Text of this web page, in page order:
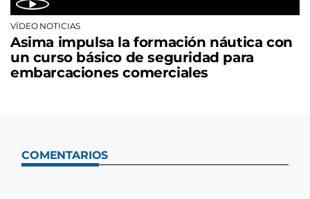
VÍDEO NOTICIAS
Asima impulsa la formación náutica con
un curso básico de seguridad para
embarcaciones comerciales
COMENTARIOS